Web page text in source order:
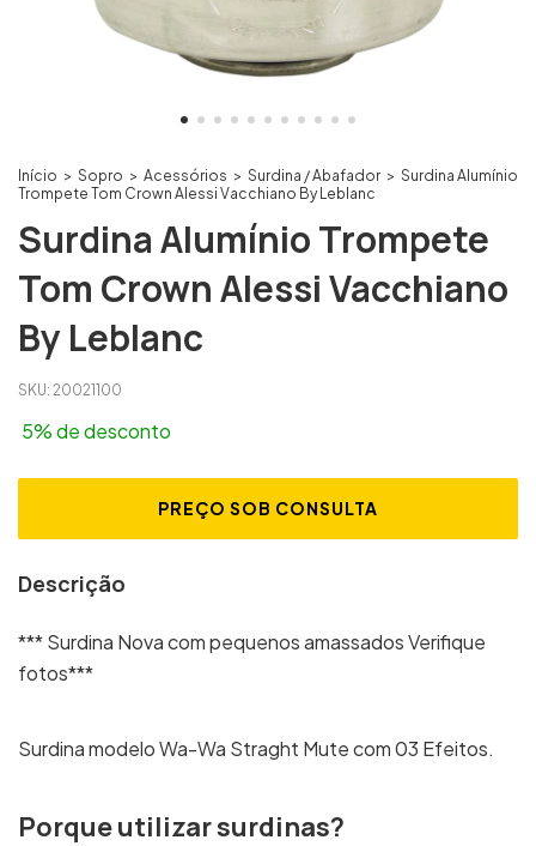
Início > Sopro > Acessórios > Surdina / Abafador > Surdina Alumínio
Trompete Tom Crown Alessi Vacchiano By Leblanc
Surdina Alumínio Trompete
Tom Crown Alessi Vacchiano
By Leblanc
SKU: 20021100
5% de desconto
Descrição
*** Surdina Nova com pequenos amassados Verifique
fotos***
Surdina modelo Wa-Wa Straght Mute com 03 Efeitos.
Porque utilizar surdinas?